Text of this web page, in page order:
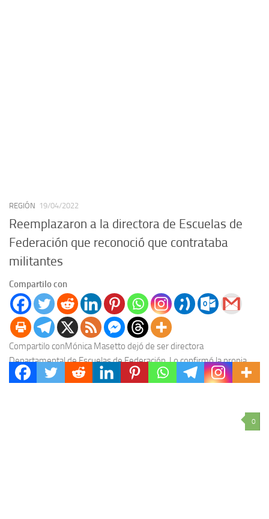
REGIÓN 19/04/2022
Reemplazaron a la directora de Escuelas de
Federación que reconoció que contrataba
militantes
Compartilo con
Compartilo conMónica Masetto dejó de ser directora
Departamental de Escuelas de Federación. Lo confirmó la propia
funcionaria, que admitió que “le pidieron” la renuncia después...
0